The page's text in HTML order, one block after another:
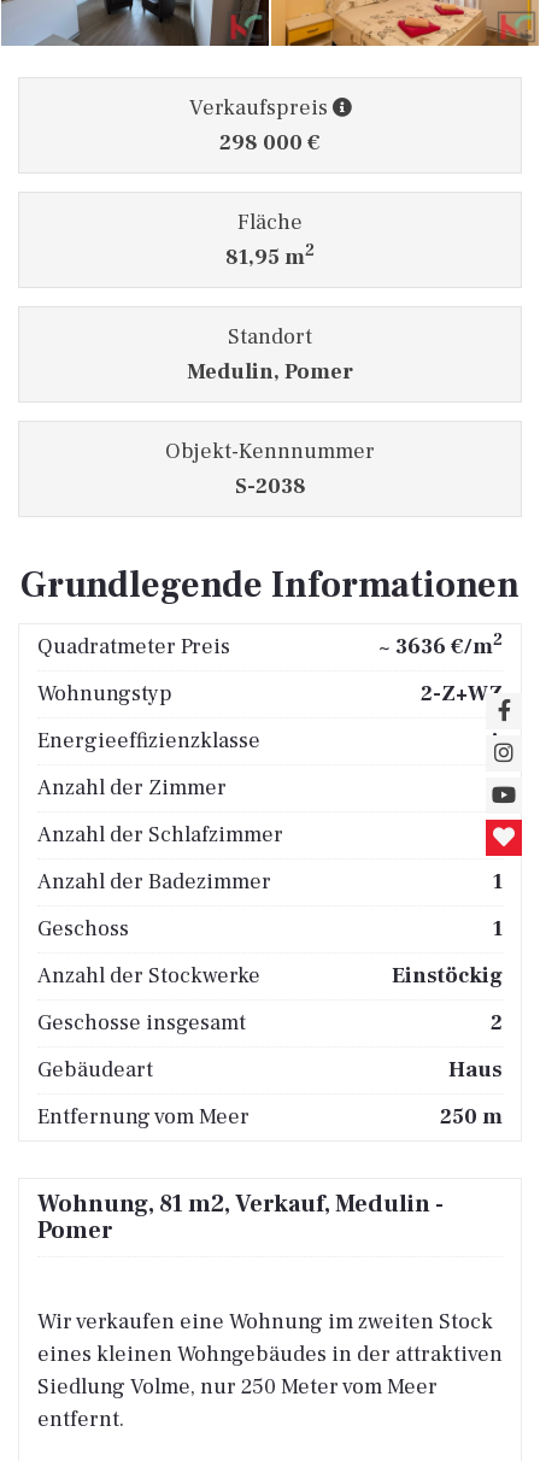
Verkaufspreis
298 000 €
Fläche
81,95 m2
Standort
Medulin, Pomer
Objekt-Kennnummer
S-2038
Grundlegende Informationen
Quadratmeter Preis ~ 3636 €/m2
Wohnungstyp
2-Z+WZ
Energieeffizienzklasse
A
Anzahl der Zimmer
3
Anzahl der Schlafzimmer
2
Anzahl der Badezimmer
1
Geschoss
1
Anzahl der Stockwerke
Einstöckig
Geschosse insgesamt
2
Gebäudeart
Haus
Entfernung vom Meer
250 m
Wohnung, 81 m2, Verkauf, Medulin -
Pomer
Wir verkaufen eine Wohnung im zweiten Stock
eines kleinen Wohngebäudes in der attraktiven
Siedlung Volme, nur 250 Meter vom Meer
entfernt.